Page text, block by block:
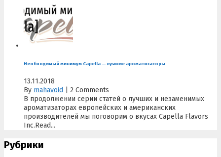
Необходимый минимум Capella — лучшие ароматизаторы
13.11.2018
By mahavoid
2 Comments
В продолжении серии статей о лучших и незаменимых
ароматизаторах европейских и американских
производителей мы поговорим о вкусах Capella Flavors
Inc.Read...
Рубрики